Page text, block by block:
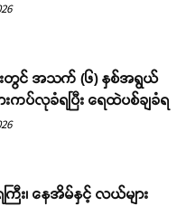
းတွင် အသက် (၆) နှစ်အရွယ်
ကပ်လုခံရပြီး ရေထဲပစ်ချခံရ
ကြီး၊ နေအိမ်နှင့် လယ်များ